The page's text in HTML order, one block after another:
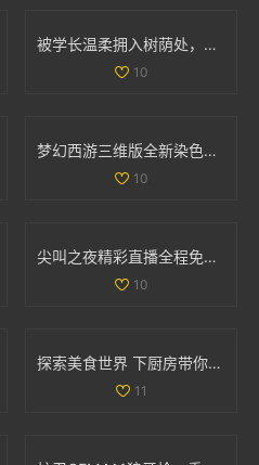
被学长温柔拥入树荫处，心跳加速的感人瞬间
10
梦幻西游三维版全新染色系统上线，个性化角色打造新体验
10
尖叫之夜精彩直播全程免费看，与你共同感受音乐狂欢盛宴
10
探索美食世界 下厨房带你领略烹饪的乐趣与创意
11